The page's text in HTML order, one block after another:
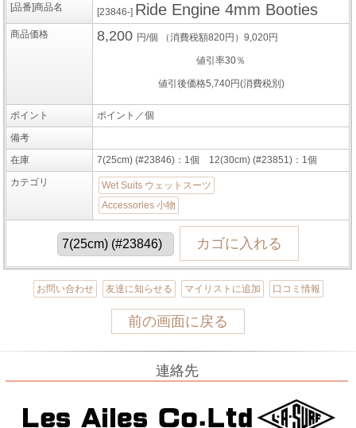
[品番]商品名 [23846-] Ride Engine 4mm Booties
商品価格 8,200 円/個 （消費税額820円）9,020円
値引率30％
値引後価格5,740円(消費税別)
ポイント
ポイント／個
備考
在庫
7(25cm) (#23846)：1個 12(30cm) (#23851)：1個
カテゴリ
Wet Suits ウェットスーツ
Accessories 小物
お問い合わせ 友達に知らせる マイリストに追加 口コミ情報
前の画面に戻る
連絡先